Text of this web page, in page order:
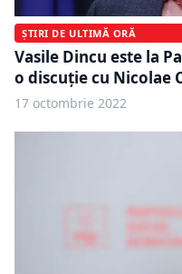
ȘTIRI DE ULTIMĂ ORĂ
Vasile Dincu este la
o discuție cu Nicolae
17 octombrie 2022